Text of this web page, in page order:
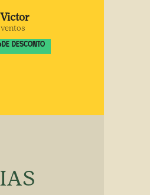
DE DESCONTO